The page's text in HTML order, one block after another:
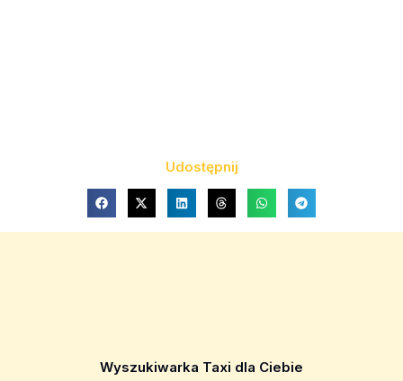
Udostępnij
Wyszukiwarka Taxi dla Ciebie